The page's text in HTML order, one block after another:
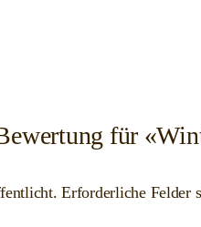
für
Erforderliche Felder